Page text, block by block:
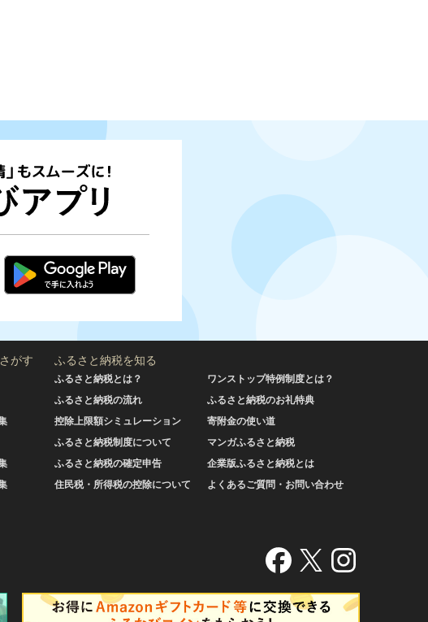
がす ふるさと納税を知る
ふるさと納税とは？
ふるさと納税の流れ
控除上限額シミュレーション
ふるさと納税制度について
ふるさと納税の確定申告
住民税・所得税の控除について
ワンストップ特例制度とは？
ふるさと納税のお礼特典
寄附金の使い道
マンガふるさと納税
企業版ふるさと納税とは
よくあるご質問・お問い合わせ